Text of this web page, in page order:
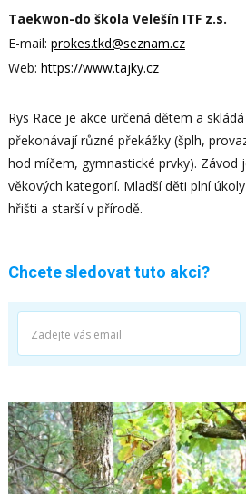
Taekwon-do škola Velešín ITF z.s.
E-mail: prokes.tkd@seznam.cz
Web: https://www.tajky.cz
Rys Race je akce určená dětem a
překonávají různé překážky (šplh,
hod míčem, gymnastické prvky). Závod
věkových kategorií. Mladší děti plní
hřišti a starší v přírodě.
Chcete sledovat tuto akci?